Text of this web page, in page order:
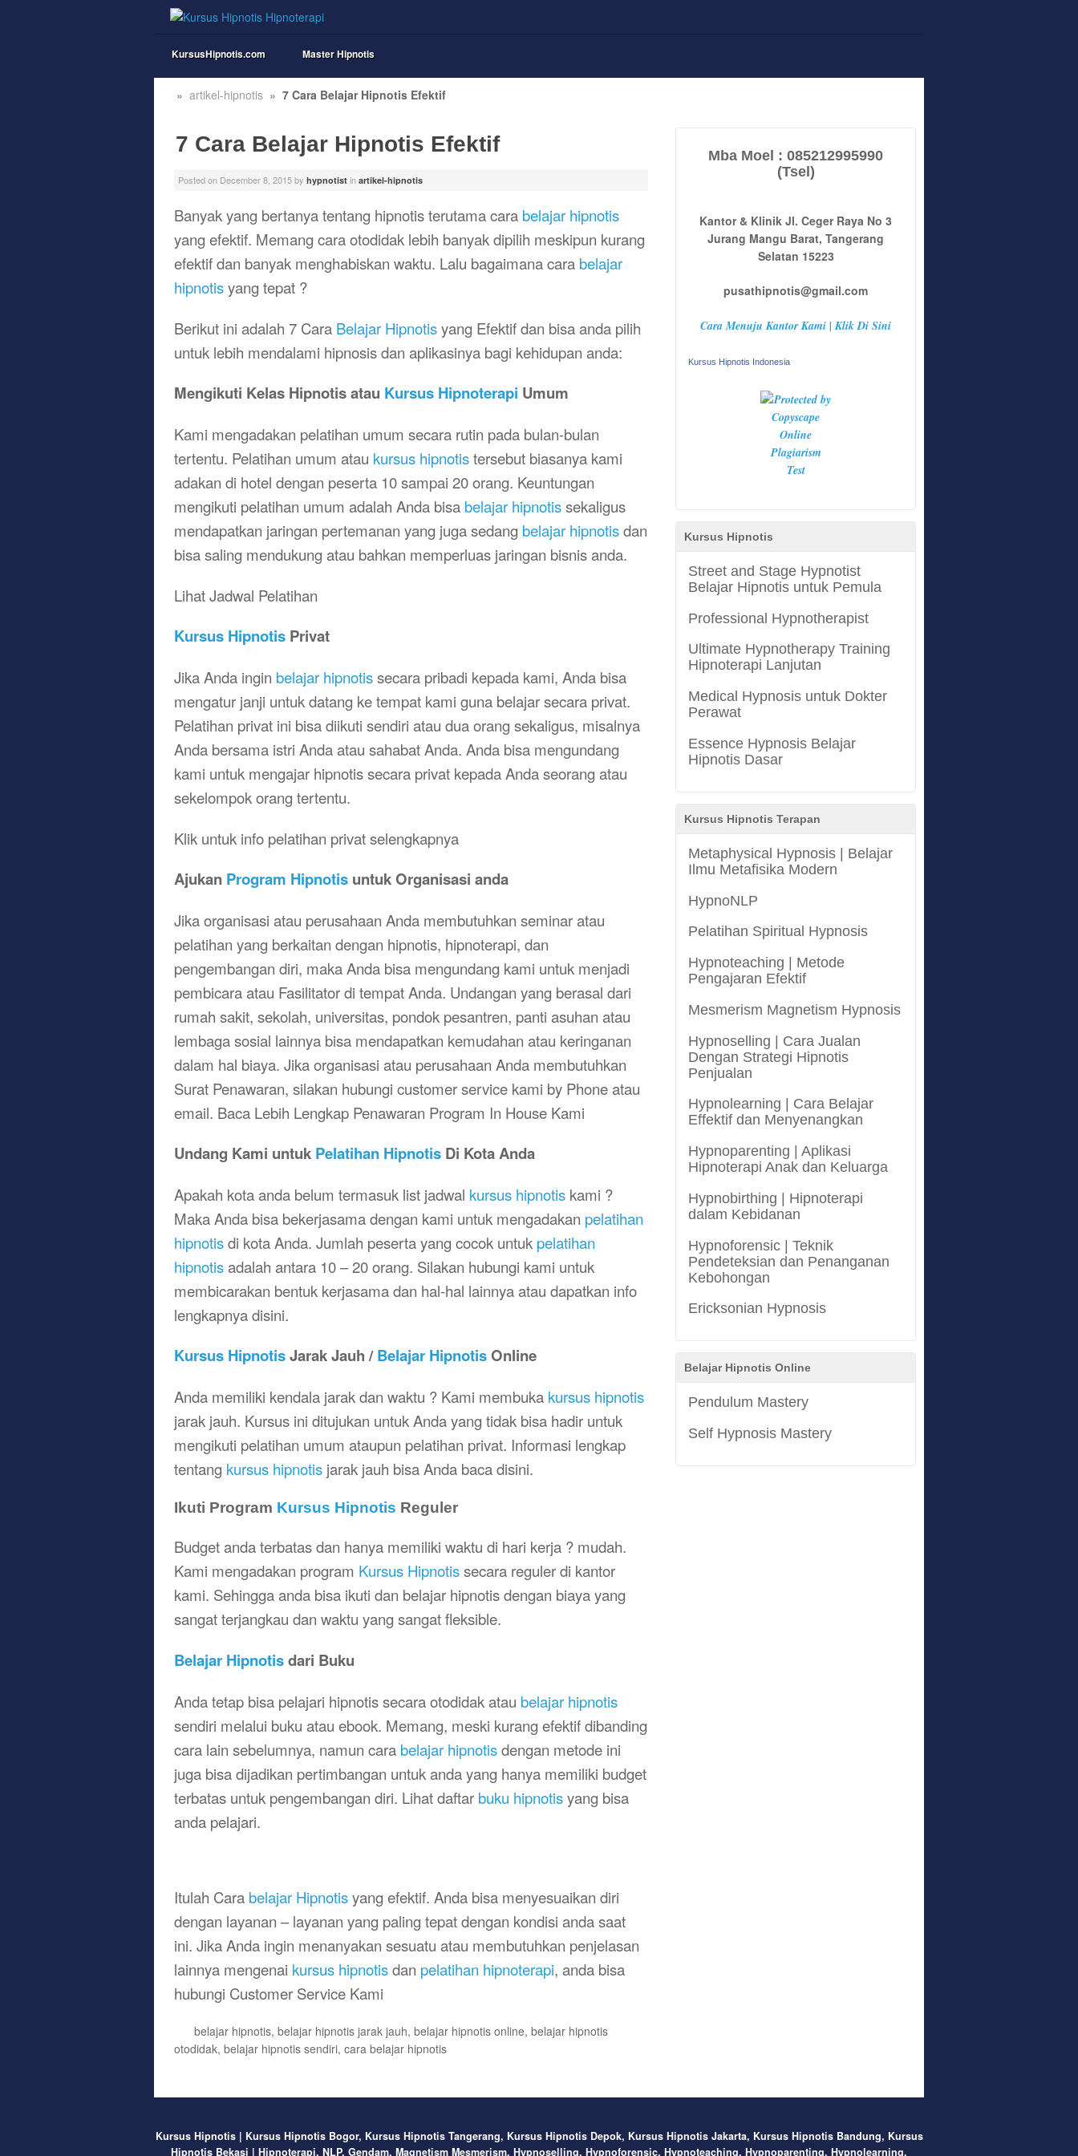
KursusHipnotis.com Master Hipnotis
» artikel-hipnotis » 7 Cara Belajar Hipnotis Efektif
7 Cara Belajar Hipnotis Efektif
Posted on December 8, 2015 by hypnotist in artikel-hipnotis
Banyak yang bertanya tentang hipnotis terutama cara belajar hipnotis
yang efektif. Memang cara otodidak lebih banyak dipilih meskipun kurang
efektif dan banyak menghabiskan waktu. Lalu bagaimana cara belajar
hipnotisyang tepat ?
Berikut ini adalah 7 Cara Belajar Hipnotisyang Efektif dan bisa anda pilih
untuk lebih mendalami hipnosis dan aplikasinya bagi kehidupan anda:
Mengikuti Kelas Hipnotis atau Kursus Hipnoterapi Umum
Kami mengadakan pelatihan umum secara rutin pada bulan-bulan
tertentu. Pelatihan umum atau kursus hipnotistersebut biasanya kami
adakan di hotel dengan peserta 10 sampai 20 orang. Keuntungan
mengikuti pelatihan umum adalah Anda bisa belajar hipnotissekaligus
mendapatkan jaringan pertemanan yang juga sedang belajar hipnotisdan
bisa saling mendukung atau bahkan memperluas jaringan bisnis anda.
Lihat Jadwal Pelatihan
Kursus HipnotisPrivat
Jika Anda ingin belajar hipnotissecara pribadi kepada kami, Anda bisa
mengatur janji untuk datang ke tempat kami guna belajar secara privat.
Pelatihan privat ini bisa diikuti sendiri atau dua orang sekaligus, misalnya
Anda bersama istri Anda atau sahabat Anda. Anda bisa mengundang
kami untuk mengajar hipnotis secara privat kepada Anda seorang atau
sekelompok orang tertentu.
Klik untuk info pelatihan privat selengkapnya
Ajukan Program Hipnotisuntuk Organisasi anda
Jika organisasi atau perusahaan Anda membutuhkan seminar atau
pelatihan yang berkaitan dengan hipnotis, hipnoterapi, dan
pengembangan diri, maka Anda bisa mengundang kami untuk menjadi
pembicara atau Fasilitator di tempat Anda. Undangan yang berasal dari
rumah sakit, sekolah, universitas, pondok pesantren, panti asuhan atau
lembaga sosial lainnya bisa mendapatkan kemudahan atau keringanan
dalam hal biaya. Jika organisasi atau perusahaan Anda membutuhkan
Surat Penawaran, silakan hubungi customer service kami by Phone atau
email. Baca Lebih Lengkap Penawaran Program In House Kami
Undang Kami untuk Pelatihan HipnotisDi Kota Anda
Apakah kota anda belum termasuk list jadwal kursus hipnotiskami ?
Maka Anda bisa bekerjasama dengan kami untuk mengadakan pelatihan
hipnotisdi kota Anda. Jumlah peserta yang cocok untuk pelatihan
hipnotisadalah antara 10 – 20 orang. Silakan hubungi kami untuk
membicarakan bentuk kerjasama dan hal-hal lainnya atau dapatkan info
lengkapnya disini.
Kursus HipnotisJarak Jauh /Belajar HipnotisOnline
Anda memiliki kendala jarak dan waktu ? Kami membuka kursus hipnotis
jarak jauh. Kursus ini ditujukan untuk Anda yang tidak bisa hadir untuk
mengikuti pelatihan umum ataupun pelatihan privat. Informasi lengkap
tentang kursus hipnotisjarak jauh bisa Anda baca disini.
Ikuti Program Kursus Hipnotis Reguler
Budget anda terbatas dan hanya memiliki waktu di hari kerja ? mudah.
Kami mengadakan program Kursus Hipnotissecara reguler di kantor
kami. Sehingga anda bisa ikuti dan belajar hipnotis dengan biaya yang
sangat terjangkau dan waktu yang sangat fleksible.
Belajar Hipnotisdari Buku
Anda tetap bisa pelajari hipnotis secara otodidak atau belajar hipnotis
sendiri melalui buku atau ebook. Memang, meski kurang efektif dibanding
cara lain sebelumnya, namun cara belajar hipnotisdengan metode ini
juga bisa dijadikan pertimbangan untuk anda yang hanya memiliki budget
terbatas untuk pengembangan diri. Lihat daftar buku hipnotisyang bisa
anda pelajari.
Itulah Cara belajar Hipnotisyang efektif. Anda bisa menyesuaikan diri
dengan layanan – layanan yang paling tepat dengan kondisi anda saat
ini. Jika Anda ingin menanyakan sesuatu atau membutuhkan penjelasan
lainnya mengenai kursus hipnotisdan pelatihan hipnoterapi, anda bisa
hubungi Customer Service Kami
belajar hipnotis, belajar hipnotis jarak jauh, belajar hipnotis online, belajar hipnotis
otodidak, belajar hipnotis sendiri, cara belajar hipnotis
Mba Moel : 085212995990
(Tsel)
Kantor & Klinik Jl. Ceger Raya No 3
Jurang Mangu Barat, Tangerang
Selatan 15223
pusathipnotis@gmail.com
Cara Menuju Kantor Kami | Klik Di Sini
Kursus Hipnotis Indonesia
Kursus Hipnotis
Street and Stage Hypnotist
Belajar Hipnotis untuk Pemula
Professional Hypnotherapist
Ultimate Hypnotherapy Training
Hipnoterapi Lanjutan
Medical Hypnosis untuk Dokter
Perawat
Essence Hypnosis Belajar
Hipnotis Dasar
Kursus Hipnotis Terapan
Metaphysical Hypnosis | Belajar
Ilmu Metafisika Modern
HypnoNLP
Pelatihan Spiritual Hypnosis
Hypnoteaching | Metode
Pengajaran Efektif
Mesmerism Magnetism Hypnosis
Hypnoselling | Cara Jualan
Dengan Strategi Hipnotis
Penjualan
Hypnolearning | Cara Belajar
Effektif dan Menyenangkan
Hypnoparenting | Aplikasi
Hipnoterapi Anak dan Keluarga
Hypnobirthing | Hipnoterapi
dalam Kebidanan
Hypnoforensic | Teknik
Pendeteksian dan Penanganan
Kebohongan
Ericksonian Hypnosis
Belajar Hipnotis Online
Pendulum Mastery
Self Hypnosis Mastery
Kursus Hipnotis | Kursus Hipnotis Bogor, Kursus Hipnotis Tangerang, Kursus Hipnotis Depok, Kursus Hipnotis Jakarta, Kursus Hipnotis Bandung, Kursus
Hipnotis Bekasi | Hipnoterapi, NLP, Gendam, Magnetism Mesmerism, Hypnoselling, Hypnoforensic, Hypnoteaching, Hypnoparenting, Hypnolearning,